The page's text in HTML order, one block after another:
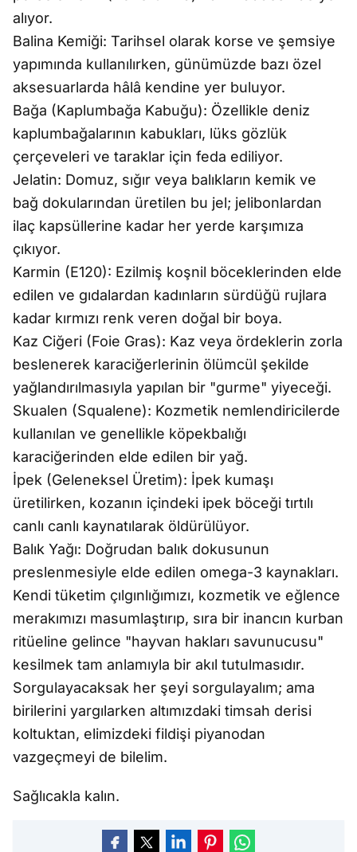
alıyor.
Balina Kemiği: Tarihsel olarak korse ve şemsiye
yapımında kullanılırken, günümüzde bazı özel
aksesuarlarda hâlâ kendine yer buluyor.
Bağa (Kaplumbağa Kabuğu): Özellikle deniz
kaplumbağalarının kabukları, lüks gözlük
çerçeveleri ve taraklar için feda ediliyor.
Jelatin: Domuz, sığır veya balıkların kemik ve
bağ dokularından üretilen bu jel; jelibonlardan
ilaç kapsüllerine kadar her yerde karşımıza
çıkıyor.
Karmin (E120): Ezilmiş koşnil böceklerinden elde
edilen ve gıdalardan kadınların sürdüğü rujlara
kadar kırmızı renk veren doğal bir boya.
Kaz Ciğeri (Foie Gras): Kaz veya ördeklerin zorla
beslenerek karaciğerlerinin ölümcül şekilde
yağlandırılmasıyla yapılan bir "gurme" yiyeceği.
Skualen (Squalene): Kozmetik nemlendiricilerde
kullanılan ve genellikle köpekbalığı
karaciğerinden elde edilen bir yağ.
İpek (Geleneksel Üretim): İpek kumaşı
üretilirken, kozanın içindeki ipek böceği tırtılı
canlı canlı kaynatılarak öldürülüyor.
Balık Yağı: Doğrudan balık dokusunun
preslenmesiyle elde edilen omega-3 kaynakları.
Kendi tüketim çılgınlığımızı, kozmetik ve eğlence
merakımızı masumlaştırıp, sıra bir inancın kurban
ritüeline gelince "hayvan hakları savunucusu"
kesilmek tam anlamıyla bir akıl tutulmasıdır.
Sorgulayacaksak her şeyi sorgulayalım; ama
birilerini yargılarken altımızdaki timsah derisi
koltuktan, elimizdeki fildişi piyanodan
vazgeçmeyi de bilelim.
Sağlıcakla kalın.